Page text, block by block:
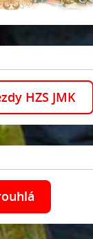
HZS JMK